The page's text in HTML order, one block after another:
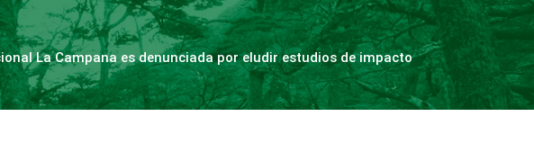
La Campana es denunciada por eludir estudios de impacto